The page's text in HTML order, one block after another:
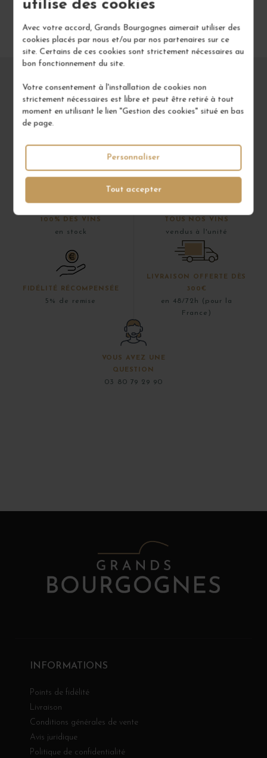
utilise des cookies
Avec votre accord, Grands Bourgognes aimerait utiliser des
cookies placés par nous et/ou par nos partenaires sur ce
site. Certains de ces cookies sont strictement nécessaires au
bon fonctionnement du site.
Votre consentement à l'installation de cookies non
strictement nécessaires est libre et peut être retiré à tout
moment en utilisant le lien "Gestion des cookies" situé en bas
de page.
Tout accepter
Personnaliser
100% DES VINS
en stock
TOUS NOS VINS
vendus à l'unité
FIDÉLITÉ RÉCOMPENSÉE
5% de remise
LIVRAISON OFFERTE DÈS
300€
en 48/72h (pour la
France)
VOUS AVEZ UNE
QUESTION
03 80 79 29 90
INFORMATIONS
Points de fidélité
Livraison
Conditions générales de vente
Avis juridique
Politique de confidentialité